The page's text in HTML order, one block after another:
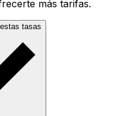
más tarifas.
tasas